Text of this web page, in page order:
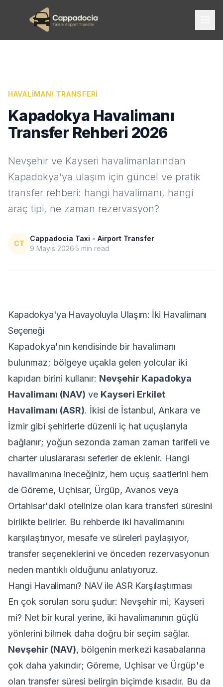
HAVALIMANI TRANSFERI
Kapadokya Havalimanı
Transfer Rehberi 2026
Nevşehir ve Kayseri havalimanlarından
Kapadokya’ya ulaşım için güncel ve pratik
transfer rehberi: hangi havalimanı, hangi
araç tipi, ne zaman rezervasyon?
CT
Cappadocia Taxi - Airport Transfer
9 Mayıs 20265 min read
Kapadokya'ya Havayoluyla Ulaşım: İki Havalimanı
Seçeneği
Kapadokya'nın kendisinde bir havalimanı
bulunmaz; bölgeye uçakla gelen yolcular iki
kapıdan birini kullanır: Nevşehir Kapadokya
Havalimanı (NAV) ve Kayseri Erkilet
Havalimanı (ASR). İkisi de İstanbul, Ankara ve
İzmir gibi şehirlerle düzenli iç hat uçuşlarıyla
bağlanır; yoğun sezonda zaman zaman tarifeli ve
charter uluslararası seferler de eklenir. Hangi
havalimanına ineceğiniz, hem uçuş saatlerini hem
de Göreme, Uçhisar, Ürgüp, Avanos veya
Ortahisar'daki otelinize olan kara transferi süresini
birlikte belirler. Bu rehberde iki havalimanını
karşılaştırıyor, mesafe ve süreleri paylaşıyor,
transfer seçeneklerini ve önceden rezervasyonun
neden mantıklı olduğunu anlatıyoruz.
Hangi Havalimanı? NAV ile ASR Karşılaştırması
En çok sorulan soru şudur: Nevşehir mi, Kayseri
mi? Net bir kural yerine, iki havalimanının güçlü
yönlerini bilmek daha doğru bir seçim sağlar.
Nevşehir (NAV), bölgenin merkezi kasabalarına
çok daha yakındır; Göreme, Uçhisar ve Ürgüp'e
olan transfer süresi belirgin biçimde kısadır. Bu da